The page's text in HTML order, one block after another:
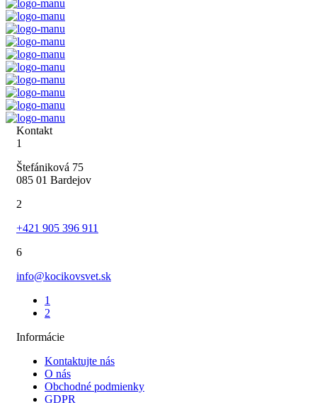
Kontakt
1
Štefániková 75
085 01 Bardejov
2
+421 905 396 911
6
info@kocikovsvet.sk
1
2
Informácie
Kontaktujte nás
O nás
Obchodné podmienky
GDPR